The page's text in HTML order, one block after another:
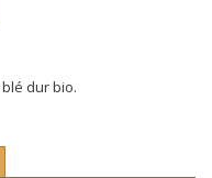
dur bio.